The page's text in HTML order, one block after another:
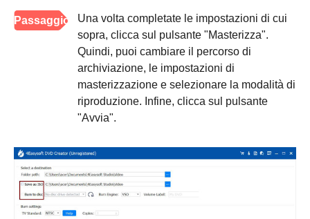
Passaggio
Una volta completate le impostazioni di cui
sopra, clicca sul pulsante "Masterizza".
Quindi, puoi cambiare il percorso di
archiviazione, le impostazioni di
masterizzazione e selezionare la modalità di
riproduzione. Infine, clicca sul pulsante
"Avvia".